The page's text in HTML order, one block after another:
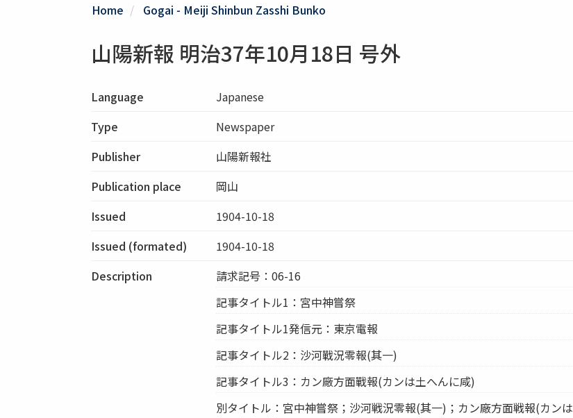
Home Gogai - Meiji Shinbun Zasshi Bunko
山陽新報 明治37年10月18日 号外
Language
Japanese
Type
Newspaper
Publisher
山陽新報社
Publication place
岡山
Issued
1904-10-18
Issued (formated)
1904-10-18
Description
請求記号：06-16
記事タイトル1：宮中神嘗祭
記事タイトル1発信元：東京電報
記事タイトル2：沙河戰況零報(其一)
記事タイトル3：カン廠方面戰報(カンは土へんに咸)
別タイトル：宮中神嘗祭；沙河戦況零報(其一)；カン廠方面戦報(カンは